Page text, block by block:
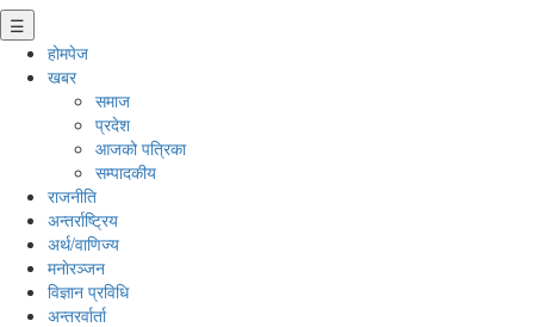
☰
होमपेज
खबर
समाज
प्रदेश
आजको पत्रिका
सम्पादकीय
राजनीति
अन्तर्राष्ट्रिय
अर्थ/वाणिज्य
मनाेरञ्जन
विज्ञान प्रविधि
अन्तरर्वार्ता